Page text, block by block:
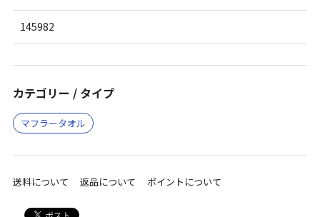
145982
カテゴリー / タイプ
マフラータオル
送料について 返品について ポイントについて